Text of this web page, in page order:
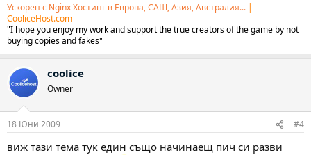
Ускорен с Nginx Хостинг в Европа, САЩ, Азия, Австралия... |
CooliceHost.com
"I hope you enjoy my work and support the true creators of the game by not
buying copies and fakes"
coolice
Owner
18 Юни 2009 #4
виж тази тема тук един също начинаещ пич си разви